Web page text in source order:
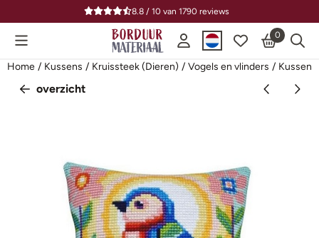
Cookievoorkeuren zijn beschikbaar. Kies instellingen of sta
8.8 / 10 van1790 reviews
0
Home / Kussens / Kruissteek (Dieren) / Vogels en vlinders / Kussen
overzicht